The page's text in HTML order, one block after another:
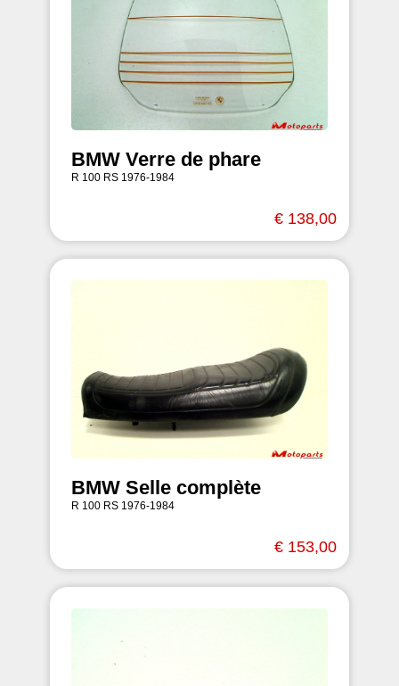
BMW Verre de phare
R 100 RS 1976-1984
€ 138,00
BMW Selle complète
R 100 RS 1976-1984
€ 153,00